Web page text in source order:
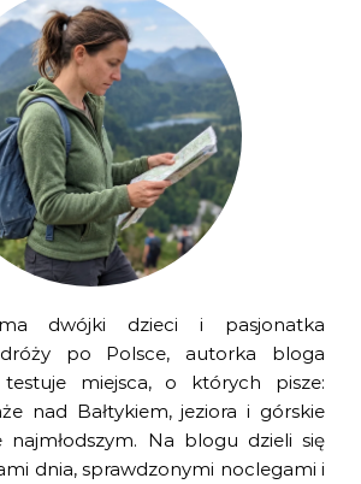
dwójki dzieci i pasjonatka
po Polsce, autorka bloga
miejsca, o których pisze:
nad Bałtykiem, jeziora i górskie
najmłodszym. Na blogu dzieli się
dnia, sprawdzonymi noclegami i